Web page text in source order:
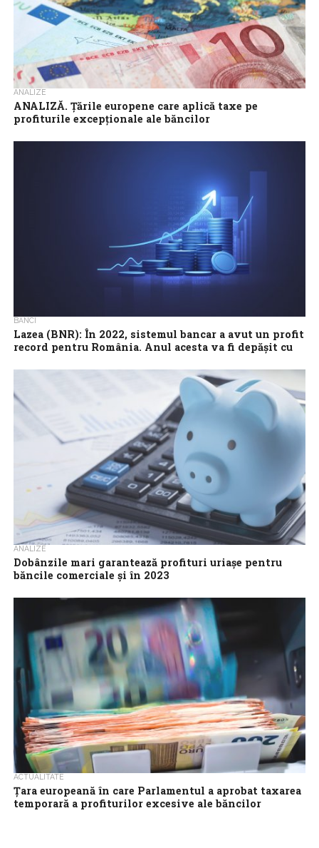
ANALIZE
ANALIZĂ. Ţările europene care aplică taxe pe
profiturile excepţionale ale băncilor
BĂNCI
Lazea (BNR): În 2022, sistemul bancar a avut un profit
record pentru România. Anul acesta va fi depăşit cu
Sistemul bancar a avut un profit record pentru România, în 2022,
de 10,2 miliarde lei, care anul acesta „va fi depăşit cu...
ANALIZE
Dobânzile mari garantează profituri uriașe pentru
băncile comerciale și în 2023
inflația în creștere, a dus la profituri record pentru băncile
comerciale. Situația nu...
ACTUALITATE
Țara europeană în care Parlamentul a aprobat taxarea
temporară a profiturilor excesive ale băncilor